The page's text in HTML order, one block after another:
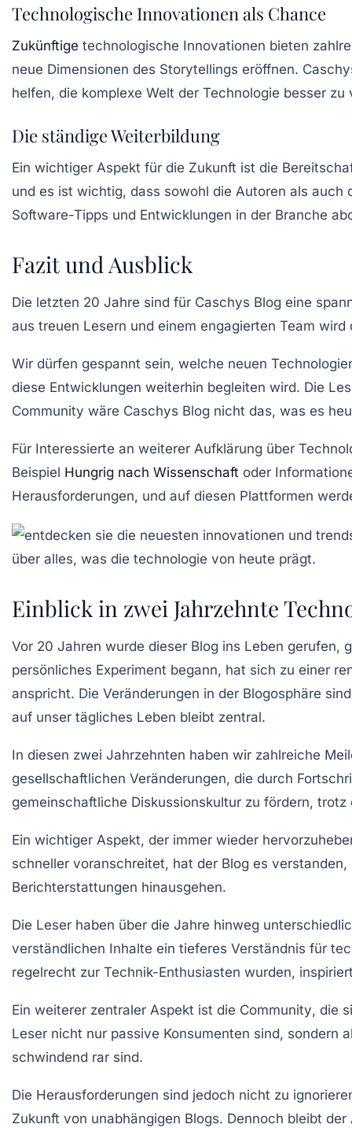
Technologische Innovationen als Chance
Zukünftige technologische Innovationen bieten
neue Dimensionen des Storytellings eröffnen.
helfen, die komplexe Welt der Technologie besser zu
Die ständige Weiterbildung
Ein wichtiger Aspekt für die Zukunft ist die
und es ist wichtig, dass sowohl die Autoren als
Software-Tipps und Entwicklungen in der Branche
Fazit und Ausblick
Die letzten 20 Jahre sind für Caschys Blog eine
aus treuen Lesern und einem engagierten Team
Wir dürfen gespannt sein, welche neuen
diese Entwicklungen weiterhin begleiten wird. Die
Community wäre Caschys Blog nicht das, was es
Für Interessierte an weiterer Aufklärung über
Beispiel Hungrig nach Wissenschaft oder
Herausforderungen, und auf diesen Plattformen
Einblick in zwei Jahrzehnte
Vor 20 Jahren wurde dieser Blog ins Leben gerufen,
persönliches Experiment begann, hat sich zu einer
anspricht. Die Veränderungen in der Blogosphäre
auf unser tägliches Leben bleibt zentral.
In diesen zwei Jahrzehnten haben wir zahlreiche
gesellschaftlichen Veränderungen, die durch
gemeinschaftliche Diskussionskultur zu fördern, trotz
Ein wichtiger Aspekt, der immer wieder
schneller voranschreitet, hat der Blog es
Berichterstattungen hinausgehen.
Die Leser haben über die Jahre hinweg
verständlichen Inhalte ein tieferes Verständnis für
regelrecht zur Technik-Enthusiasten wurden,
Ein weiterer zentraler Aspekt ist die Community, die
Leser nicht nur passive Konsumenten sind, sondern
schwindend rar sind.
Die Herausforderungen sind jedoch nicht zu
Zukunft von unabhängigen Blogs. Dennoch bleibt